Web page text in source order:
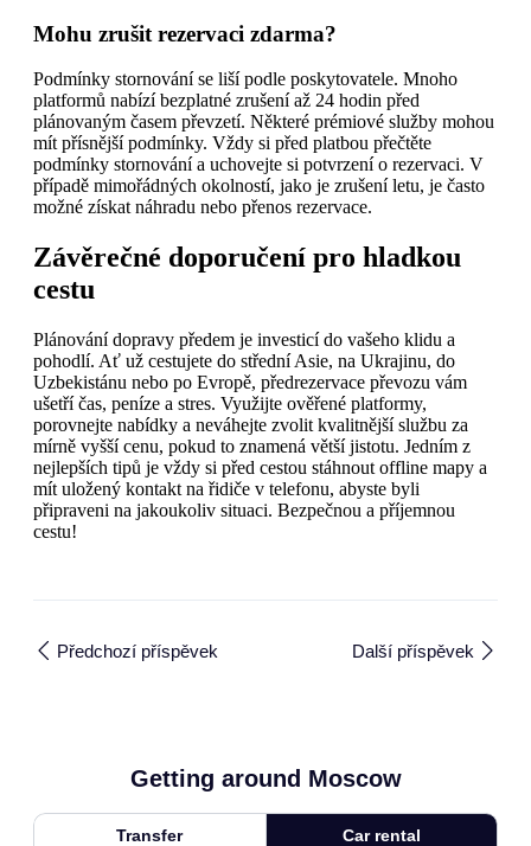
Mohu zrušit rezervaci zdarma?
Podmínky stornování se liší podle poskytovatele. Mnoho
platformů nabízí bezplatné zrušení až 24 hodin před
plánovaným časem převzetí. Některé prémiové služby mohou
mít přísnější podmínky. Vždy si před platbou přečtěte
podmínky stornování a uchovejte si potvrzení o rezervaci. V
případě mimořádných okolností, jako je zrušení letu, je často
možné získat náhradu nebo přenos rezervace.
Závěrečné doporučení pro hladkou
cestu
Plánování dopravy předem je investicí do vašeho klidu a
pohodlí. Ať už cestujete do střední Asie, na Ukrajinu, do
Uzbekistánu nebo po Evropě, předrezervace převozu vám
ušetří čas, peníze a stres. Využijte ověřené platformy,
porovnejte nabídky a neváhejte zvolit kvalitnější službu za
mírně vyšší cenu, pokud to znamená větší jistotu. Jedním z
nejlepších tipů je vždy si před cestou stáhnout offline mapy a
mít uložený kontakt na řidiče v telefonu, abyste byli
připraveni na jakoukoliv situaci. Bezpečnou a příjemnou
cestu!
Předchozí příspěvek Další příspěvek
Getting around Moscow
Transfer Car rental